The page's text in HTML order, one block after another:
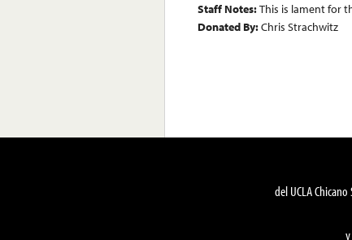
Staff Notes:This is lament for
Donated By:Chris Strachwitz
del UCLA